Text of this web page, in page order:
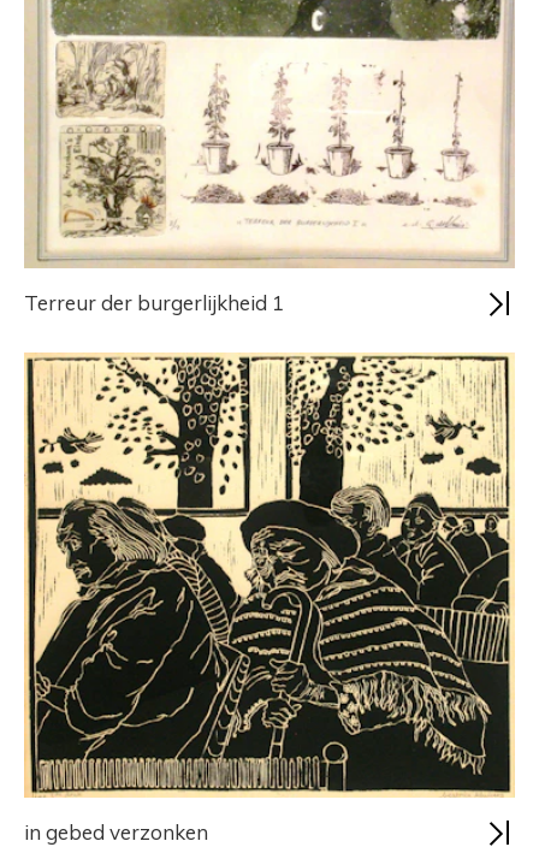
Terreur der burgerlijkheid 1
in gebed verzonken